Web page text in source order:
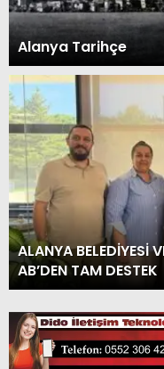
Alanya Tarihçe
ALANYA BELEDİYESİ
AB’DEN TAM DESTEK